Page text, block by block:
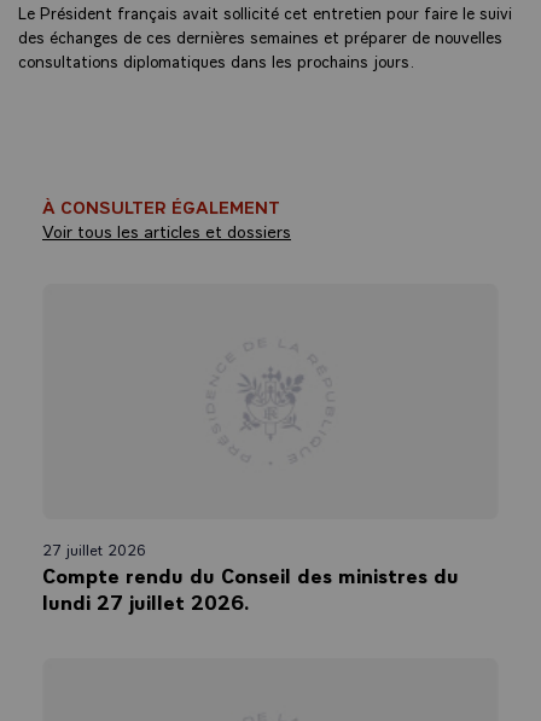
Le Président français avait sollicité cet entretien pour faire le suivi
des échanges de ces dernières semaines et préparer de nouvelles
consultations diplomatiques dans les prochains jours.
À CONSULTER ÉGALEMENT
Voir tous les articles et dossiers
27 juillet 2026
Compte rendu du Conseil des ministres du
lundi 27 juillet 2026.